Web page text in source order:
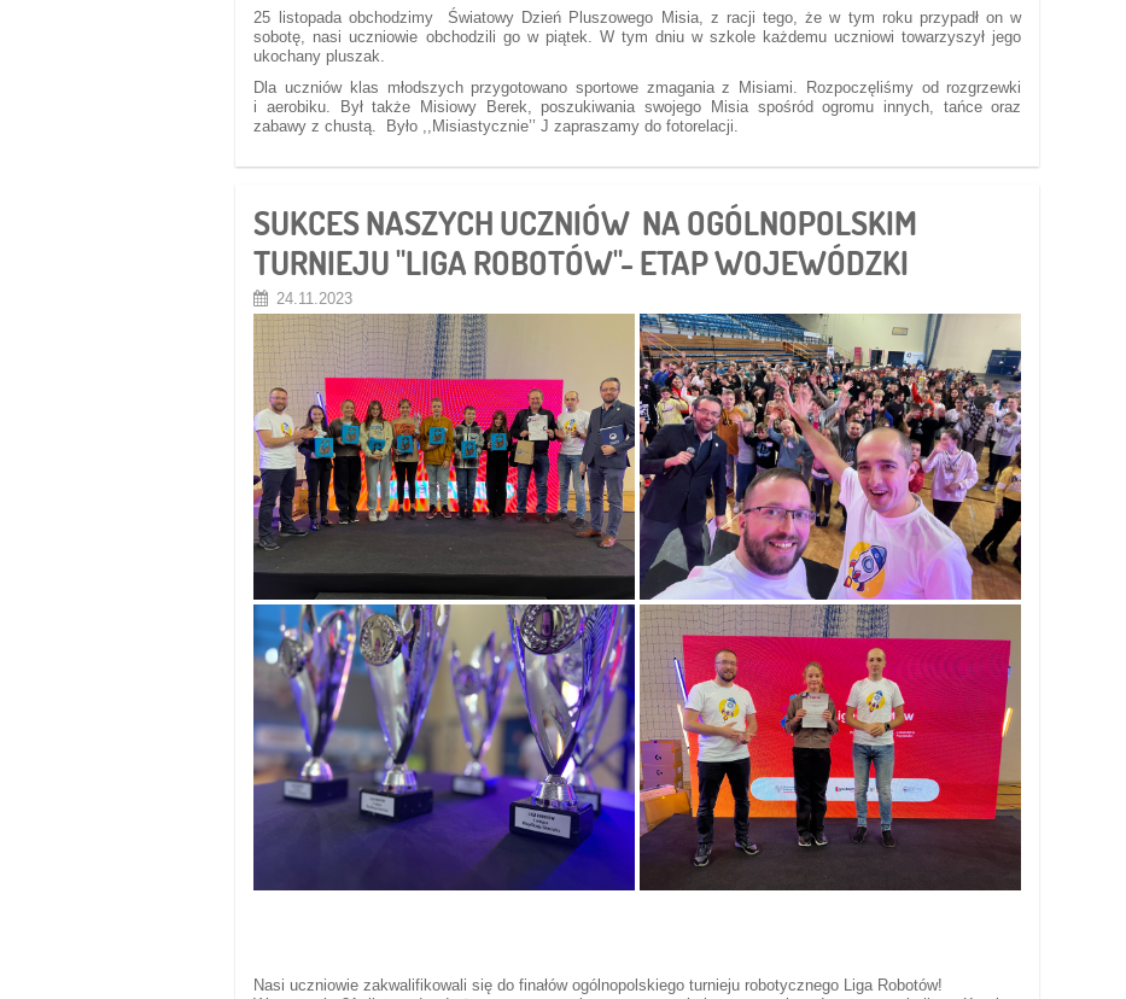
25 listopada obchodzimy Światowy Dzień Pluszowego Misia, z racji tego, że w tym roku przypadł on w
sobotę, nasi uczniowie obchodzili go w piątek. W tym dniu w szkole każdemu uczniowi towarzyszył jego
ukochany pluszak.
Dla uczniów klas młodszych przygotowano sportowe zmagania z Misiami. Rozpoczęliśmy od rozgrzewki
i aerobiku. Był także Misiowy Berek, poszukiwania swojego Misia spośród ogromu innych, tańce oraz
zabawy z chustą. Było ,,Misiastycznie’’ J zapraszamy do fotorelacji.
SUKCES NASZYCH UCZNIÓW NA OGÓLNOPOLSKIM
TURNIEJU "LIGA ROBOTÓW"- ETAP WOJEWÓDZKI
24.11.2023
Nasi uczniowie zakwalifikowali się do finałów ogólnopolskiego turnieju robotycznego Liga Robotów!